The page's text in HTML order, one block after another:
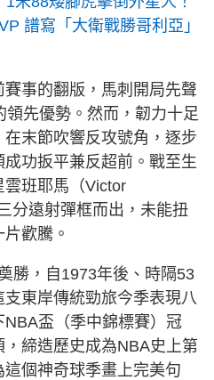
譜寫「大衛戰勝哥利亞」
事的翻版，馬刺開局先聲
先優勢。然而，韌力十足
末節吹響反攻號角，逐步
功扳平兼反超前。戰至生
班耶馬（Victor
分遠射彈框而出，未能扭
歡騰。
勝，自1973年後、時隔53
東岸傳統勁旅今季表現八
盃（季中錦標賽）冠
締造歷史成為NBA史上第
個神奇球季畫上完美句